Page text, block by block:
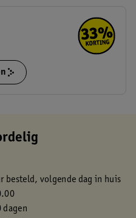
besteld, volgende dag in huis
dagen